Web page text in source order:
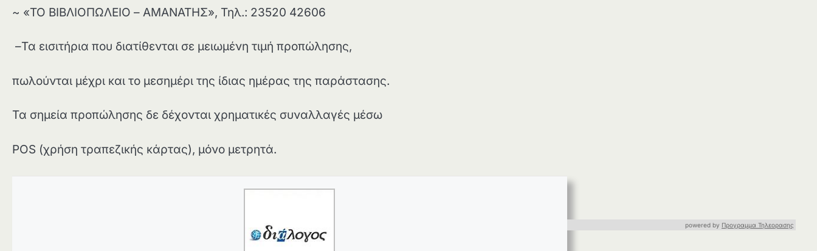
~ «ΤΟ ΒΙΒΛΙΟΠΩΛΕΙΟ – ΑΜΑΝΑΤΗΣ», Τηλ.: 23520 42606
–Τα εισιτήρια που διατίθενται σε μειωμένη τιμή προπώλησης,
πωλούνται μέχρι και το μεσημέρι της ίδιας ημέρας της παράστασης.
Τα σημεία προπώλησης δε δέχονται χρηματικές συναλλαγές μέσω
POS (χρήση τραπεζικής κάρτας), μόνο μετρητά.
powered by Προγραμμα Τηλεορασης